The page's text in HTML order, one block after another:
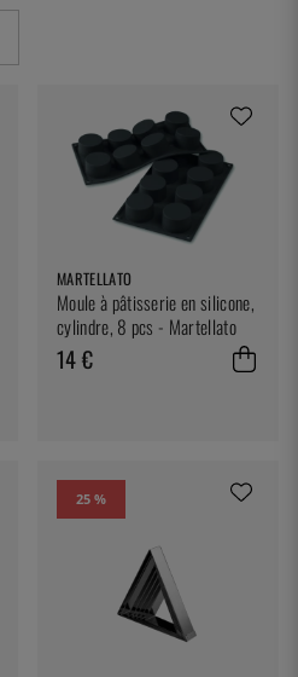
MARTELLATO
Moule à pâtisserie en silicone,
cylindre, 8 pcs - Martellato
14 €
25 %